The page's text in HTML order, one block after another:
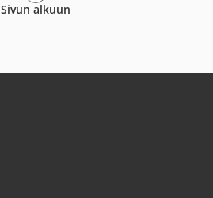
Sivun alkuun